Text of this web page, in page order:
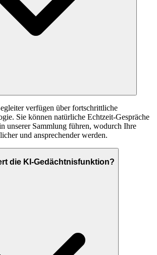
verfügen über fortschrittliche
Sie können natürliche Echtzeit-Gespräche
unserer Sammlung führen, wodurch Ihre
und ansprechender werden.
die KI-Gedächtnisfunktion?